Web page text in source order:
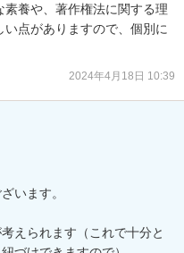
養や、著作権法に関する理
点がありますので、個別に
2024年4月18日 10:39
います。
えられます（これで十分と